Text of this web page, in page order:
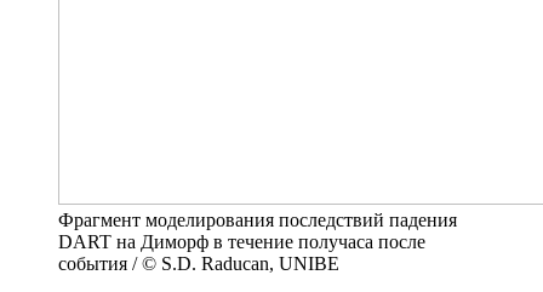
Фрагмент моделирования последствий падения
DART на Диморф в течение получаса после
события / © S.D. Raducan, UNIBE